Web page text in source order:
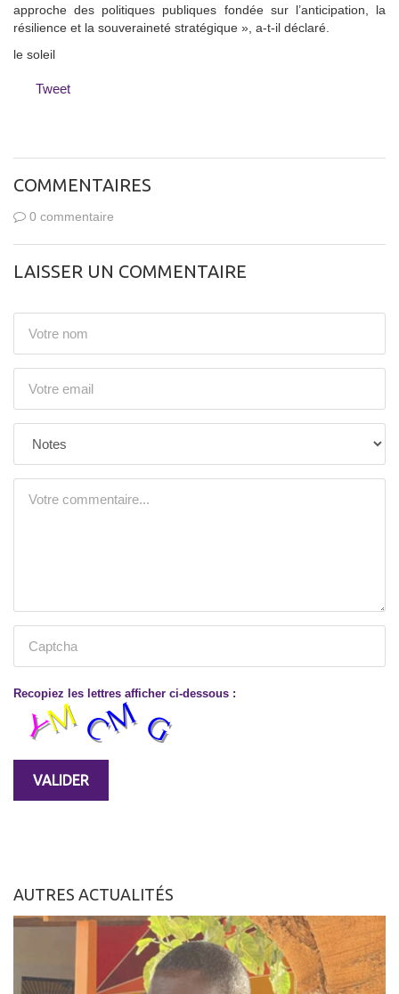
approche des politiques publiques fondée sur l’anticipation, la
résilience et la souveraineté stratégique », a-t-il déclaré.
le soleil
Tweet
COMMENTAIRES
0 commentaire
LAISSER UN COMMENTAIRE
Recopiez les lettres afficher ci-dessous :
AUTRES ACTUALITÉS